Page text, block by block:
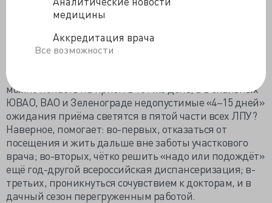
медицины
Аккредитация врача
Все возможности
спрогнозировать оптимальный час для похода к
кабинета нести единоличную ответственность.
малонаселённом Центральном округе в 83,4% АПУ
можно попасть на приём в тот же день, а в спальных
ЮВАО, ВАО и Зеленограде недопустимые «4–15 дней»
ожидания приёма светятся в пятой части всех ЛПУ?
Наверное, помогает: во-первых, отказаться от
посещения и жить дальше вне заботы участкового
врача; во-вторых, чётко решить «надо или подождёт»
ещё год-другой всероссийская диспансеризация; в-
третьих, проникнуться сочувствием к докторам, и в
дачный сезон перегруженным работой.